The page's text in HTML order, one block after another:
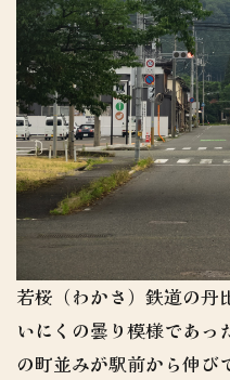
若桜（わかさ）鉄道の丹
いにくの曇り模様であっ
の町並みが駅前から伸び